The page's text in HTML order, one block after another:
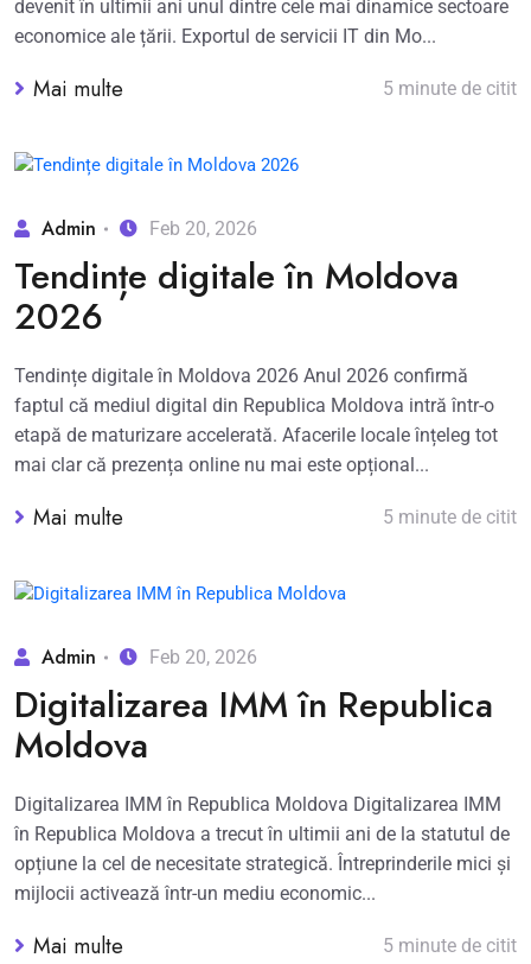
devenit în ultimii ani unul dintre cele mai dinamice sectoare
economice ale țării. Exportul de servicii IT din Mo...
Mai multe 5 minute de citit
Admin Feb 20, 2026
Tendințe digitale în Moldova
2026
Tendințe digitale în Moldova 2026 Anul 2026 confirmă
faptul că mediul digital din Republica Moldova intră într-o
etapă de maturizare accelerată. Afacerile locale înțeleg tot
mai clar că prezența online nu mai este opțional...
Mai multe 5 minute de citit
Admin Feb 20, 2026
Digitalizarea IMM în Republica
Moldova
Digitalizarea IMM în Republica Moldova Digitalizarea IMM
în Republica Moldova a trecut în ultimii ani de la statutul de
opțiune la cel de necesitate strategică. Întreprinderile mici și
mijlocii activează într-un mediu economic...
Mai multe 5 minute de citit